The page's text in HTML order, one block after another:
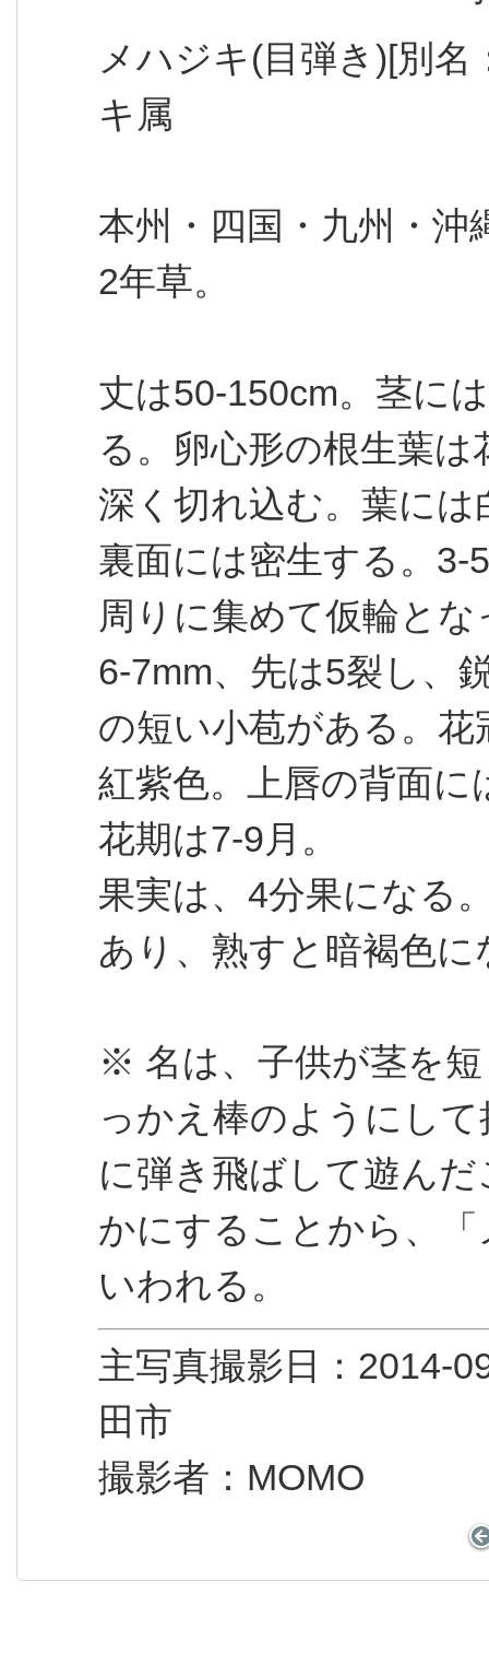
メハジキ(目弾き)[別
キ属
本州・四国・九州・沖
2年草。
丈は50-150cm。茎に
る。卵心形の根生葉
深く切れ込む。葉に
裏面には密生する。3-
周りに集めて仮輪と
6-7mm、先は5裂し、
の短い小苞がある。
紅紫色。上唇の背面に
花期は7-9月。
果実は、4分果になる
あり、熟すと暗褐色に
※ 名は、子供が茎を
っかえ棒のようにし
に弾き飛ばして遊ん
かにすることから、
いわれる。
主写真撮影日：
田市
撮影者：MOMO